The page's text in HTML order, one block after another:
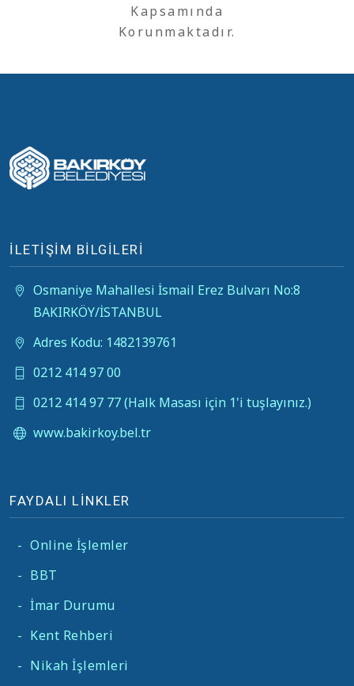
Kapsamında
Korunmaktadır.
İLETİŞİM BİLGİLERİ
Osmaniye Mahallesi İsmail Erez Bulvarı No:8
BAKIRKÖY/İSTANBUL
Adres Kodu: 1482139761
0212 414 97 00
0212 414 97 77 (Halk Masası için 1'i tuşlayınız.)
www.bakirkoy.bel.tr
FAYDALI LİNKLER
- Online İşlemler
- BBT
- İmar Durumu
- Kent Rehberi
- Nikah İşlemleri